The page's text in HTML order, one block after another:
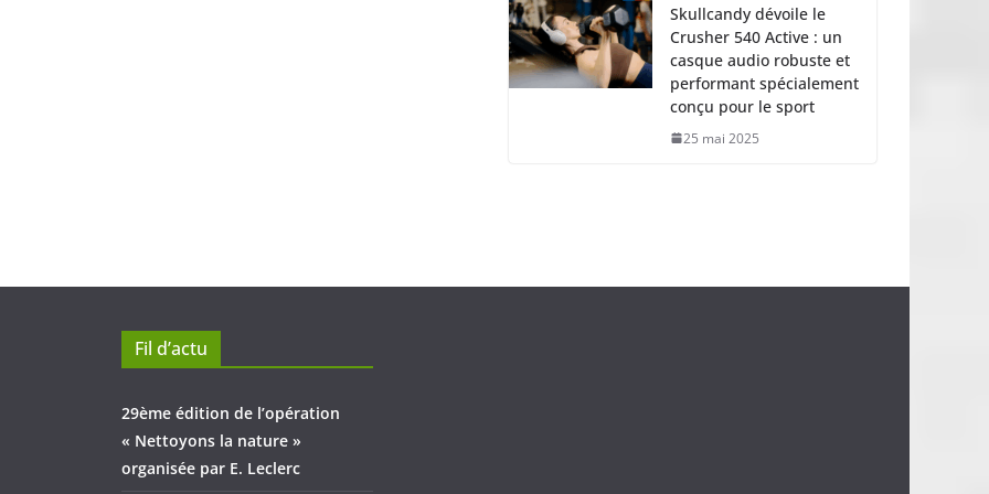
Skullcandy dévoile le
Crusher 540 Active : un
casque audio robuste et
performant spécialement
conçu pour le sport
25 mai 2025
Fil d’actu
29ème édition de l’opération
« Nettoyons la nature »
organisée par E. Leclerc